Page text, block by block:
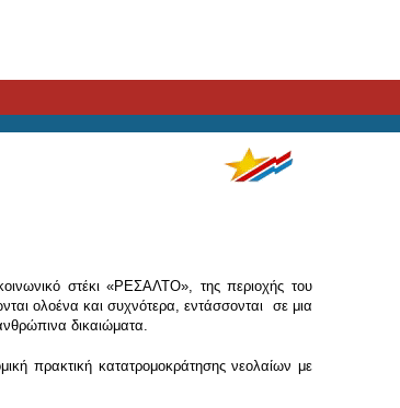
στέκι «ΡΕΣΑΛΤΟ», της περιοχής του
ολοένα και συχνότερα, εντάσσονται σε μια
δικαιώματα.
πρακτική κατατρομοκράτησης νεολαίων με